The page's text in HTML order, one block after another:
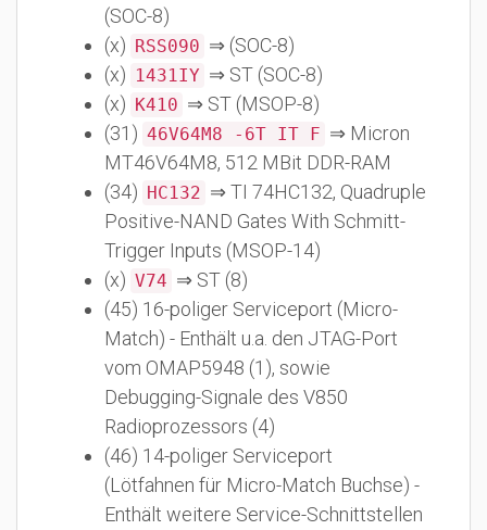
(SOC-8)
(x) RSS090 ⇒ (SOC-8)
(x) 1431IY ⇒ ST (SOC-8)
(x) K410 ⇒ ST (MSOP-8)
(31) 46V64M8 -6T IT F ⇒ Micron
MT46V64M8, 512 MBit DDR-RAM
(34) HC132 ⇒ TI 74HC132, Quadruple
Positive-NAND Gates With Schmitt-
Trigger Inputs (MSOP-14)
(x) V74 ⇒ ST (8)
(45) 16-poliger Serviceport (Micro-
Match) - Enthält u.a. den JTAG-Port
vom OMAP5948 (1), sowie
Debugging-Signale des V850
Radioprozessors (4)
(46) 14-poliger Serviceport
(Lötfahnen für Micro-Match Buchse) -
Enthält weitere Service-Schnittstellen